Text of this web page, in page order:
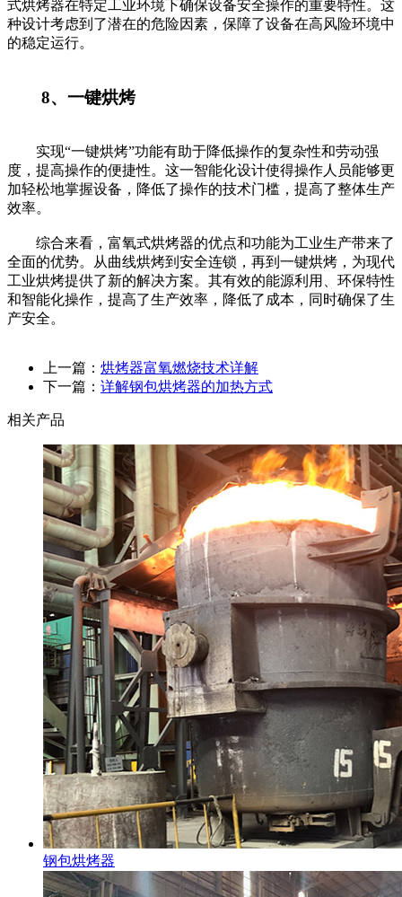
式烘烤器在特定工业环境下确保设备安全操作的重要特性。这
种设计考虑到了潜在的危险因素，保障了设备在高风险环境中
的稳定运行。
8、一键烘烤
实现“一键烘烤”功能有助于降低操作的复杂性和劳动强
度，提高操作的便捷性。这一智能化设计使得操作人员能够更
加轻松地掌握设备，降低了操作的技术门槛，提高了整体生产
效率。
综合来看，富氧式烘烤器的优点和功能为工业生产带来了
全面的优势。从曲线烘烤到安全连锁，再到一键烘烤，为现代
工业烘烤提供了新的解决方案。其有效的能源利用、环保特性
和智能化操作，提高了生产效率，降低了成本，同时确保了生
产安全。
上一篇： 烘烤器富氧燃烧技术详解
下一篇： 详解钢包烘烤器的加热方式
相关产品
钢包烘烤器